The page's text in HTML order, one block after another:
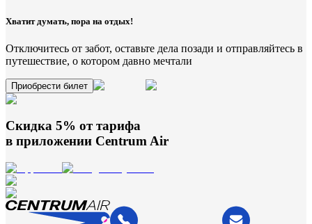
Хватит думать, пора на отдых!
Отключитесь от забот, оставьте дела позади и отправляйтесь в
путешествие, о котором давно мечтали
Приобрести билет
Скидка 5% от тарифа
в приложении Centrum Air